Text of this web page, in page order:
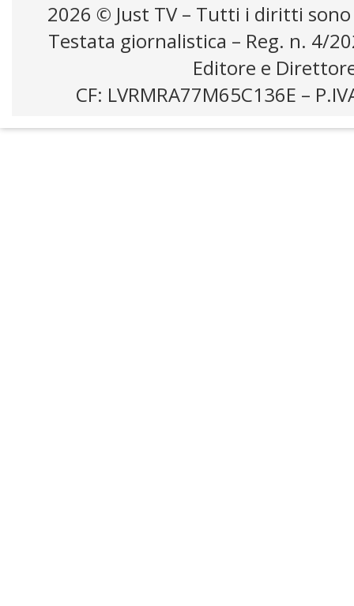
2026 © Just TV – Tutti i diritti
Testata giornalistica – Reg. n. 4/
Editore e
CF: LVRMRA77M65C136E –